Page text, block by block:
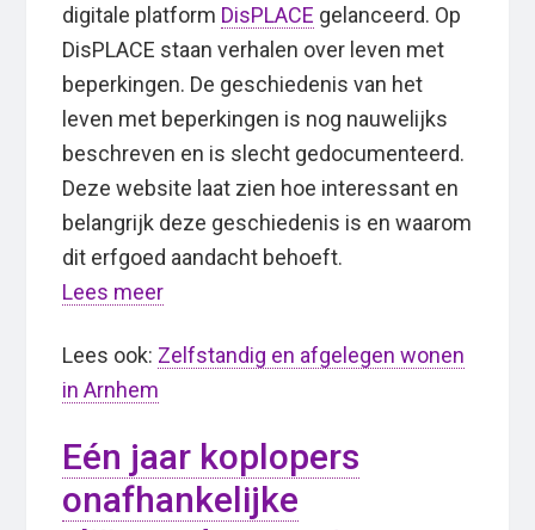
digitale platform DisPLACE gelanceerd. Op
DisPLACE staan verhalen over leven met
beperkingen. De geschiedenis van het
leven met beperkingen is nog nauwelijks
beschreven en is slecht gedocumenteerd.
Deze website laat zien hoe interessant en
belangrijk deze geschiedenis is en waarom
dit erfgoed aandacht behoeft.
Lees meer
Lees ook: Zelfstandig en afgelegen wonen
in Arnhem
Eén jaar koplopers
onafhankelijke